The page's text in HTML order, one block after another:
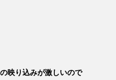
映り込みが激しいので